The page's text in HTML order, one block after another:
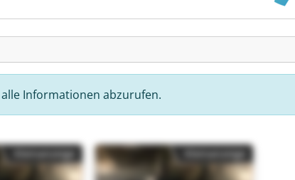
Informationen abzurufen.